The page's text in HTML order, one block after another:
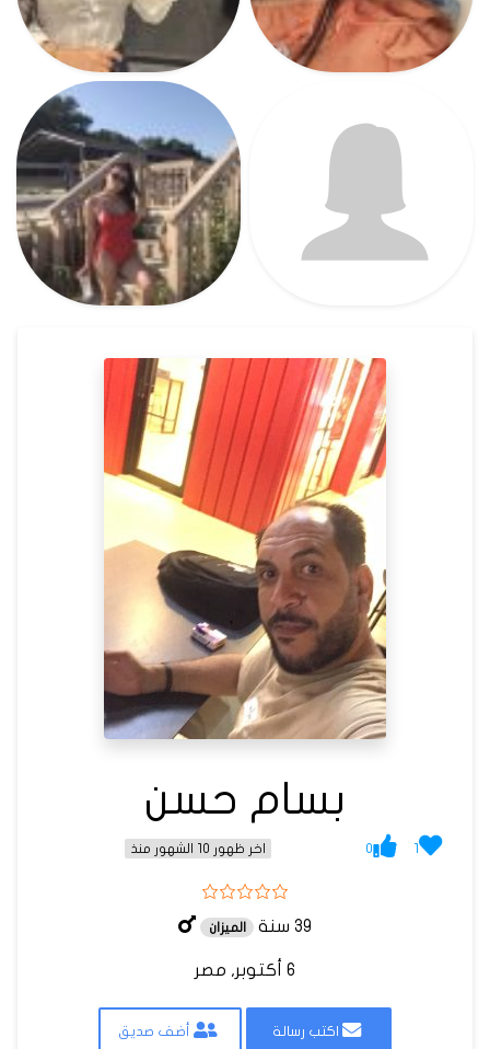
بسام حسن
1
0 اخر ظهور 10 الشهور منذ
39 سنة الميزان
6 أكتوبر, مصر
اكتب رسالة أضف صديق